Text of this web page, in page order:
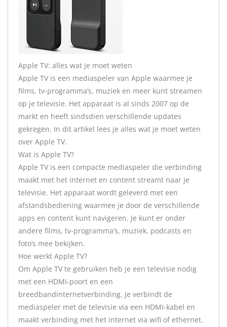
Apple TV: alles wat je moet weten
Apple TV is een mediaspeler van Apple waarmee je
films, tv-programma’s, muziek en meer kunt streamen
op je televisie. Het apparaat is al sinds 2007 op de
markt en heeft sindsdien verschillende updates
gekregen. In dit artikel lees je alles wat je moet weten
over Apple TV.
Wat is Apple TV?
Apple TV is een compacte mediaspeler die verbinding
maakt met het internet en content streamt naar je
televisie. Het apparaat wordt geleverd met een
afstandsbediening waarmee je door de verschillende
apps en content kunt navigeren. Je kunt er onder
andere films, tv-programma’s, muziek, podcasts en
foto’s mee bekijken.
Hoe werkt Apple TV?
Om Apple TV te gebruiken heb je een televisie nodig
met een HDMI-poort en een
breedbandinternetverbinding. Je verbindt de
mediaspeler met de televisie via een HDMI-kabel en
maakt verbinding met het internet via wifi of ethernet.